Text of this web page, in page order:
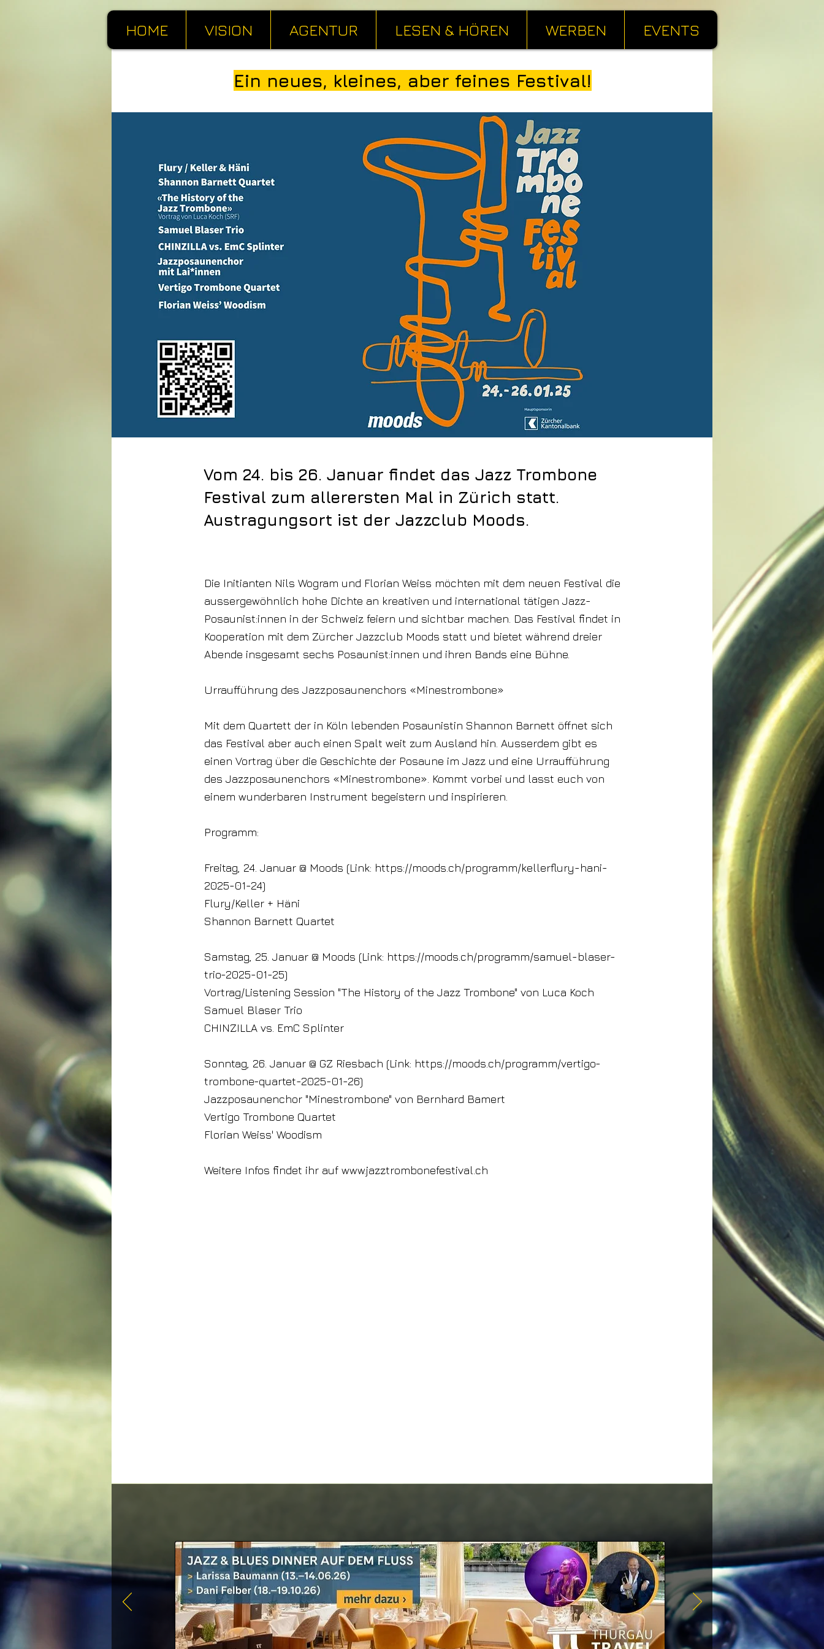
HOME VISION AGENTUR LESEN & HÖREN WERBEN EVENTS
Ein neues, kleines, aber feines Festival!
Vom 24. bis 26. Januar findet das Jazz Trombone
Festival zum allerersten Mal in Zürich statt.
Austragungsort ist der Jazzclub Moods.
Die Initianten Nils Wogram und Florian Weiss möchten mit dem neuen Festival die
aussergewöhnlich hohe Dichte an kreativen und international tätigen Jazz-
Posaunist:innen in der Schweiz feiern und sichtbar machen. Das Festival findet in
Kooperation mit dem Zürcher Jazzclub Moods statt und bietet während dreier
Abende insgesamt sechs Posaunist:innen und ihren Bands eine Bühne.
Urraufführung des Jazzposaunenchors «Minestrombone»
Mit dem Quartett der in Köln lebenden Posaunistin Shannon Barnett öffnet sich
das Festival aber auch einen Spalt weit zum Ausland hin. Ausserdem gibt es
einen Vortrag über die Geschichte der Posaune im Jazz und eine Urraufführung
des Jazzposaunenchors «Minestrombone». Kommt vorbei und lasst euch von
einem wunderbaren Instrument begeistern und inspirieren.
Programm:
Freitag, 24. Januar @ Moods (Link: https://moods.ch/programm/kellerflury-hani-
2025-01-24)
Flury/Keller + Häni
Shannon Barnett Quartet
Samstag, 25. Januar @ Moods (Link: https://moods.ch/programm/samuel-blaser-
trio-2025-01-25)
Vortrag/Listening Session "The History of the Jazz Trombone" von Luca Koch
Samuel Blaser Trio
CHINZILLA vs. EmC Splinter
Sonntag, 26. Januar @ GZ Riesbach (Link: https://moods.ch/programm/vertigo-
trombone-quartet-2025-01-26)
Jazzposaunenchor "Minestrombone" von Bernhard Bamert
Vertigo Trombone Quartet
Florian Weiss' Woodism
Weitere Infos findet ihr auf www.jazztrombonefestival.ch